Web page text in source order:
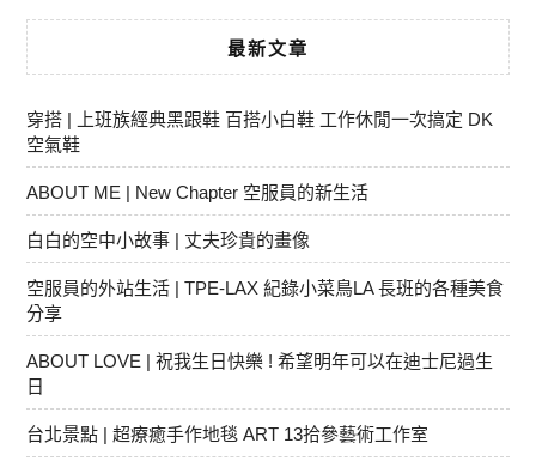
最新文章
穿搭 | 上班族經典黑跟鞋 百搭小白鞋 工作休閒一次搞定 DK
空氣鞋
ABOUT ME | New Chapter 空服員的新生活
白白的空中小故事 | 丈夫珍貴的畫像
空服員的外站生活 | TPE-LAX 紀錄小菜鳥LA 長班的各種美食
分享
ABOUT LOVE | 祝我生日快樂 ! 希望明年可以在迪士尼過生
日
台北景點 | 超療癒手作地毯 ART 13拾參藝術工作室